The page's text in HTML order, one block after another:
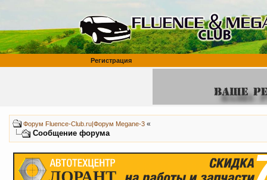
Регистрация
Форум Fluence-Club.ru|Форум Megane-3 «
Сообщение форума